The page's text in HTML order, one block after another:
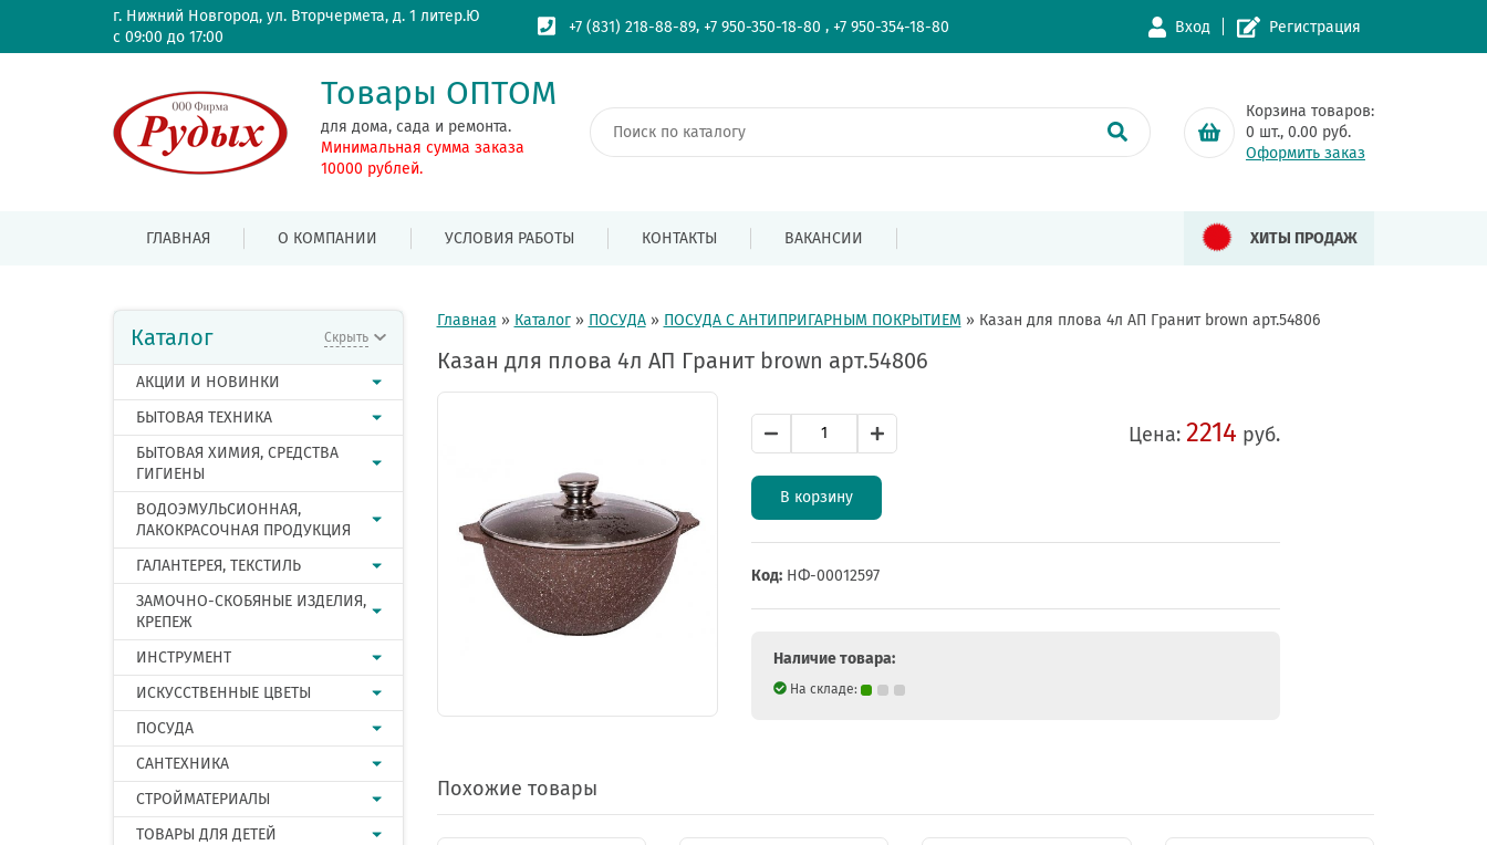
г. Нижний Новгород, ул. Вторчермета, д. 1 литер.Ю
с 09:00 до 17:00
+7 (831) 218-88-89,+7 950-350-18-80 ,+7 950-354-18-80 Вход Регистрация
Товары ОПТОМ
для дома, сада и ремонта.
Минимальная сумма заказа
10000 рублей.
Корзина товаров:
0 шт., 0.00 руб.
Оформить заказ
ГЛАВНАЯ О КОМПАНИИ УСЛОВИЯ РАБОТЫ КОНТАКТЫ ВАКАНСИИ ХИТЫ ПРОДАЖ
Каталог Скрыть
АКЦИИ И НОВИНКИ
БЫТОВАЯ ТЕХНИКА
БЫТОВАЯ ХИМИЯ, СРЕДСТВА
ГИГИЕНЫ
ВОДОЭМУЛЬСИОННАЯ,
ЛАКОКРАСОЧНАЯ ПРОДУКЦИЯ
ГАЛАНТЕРЕЯ, ТЕКСТИЛЬ
ЗАМОЧНО-СКОБЯНЫЕ ИЗДЕЛИЯ,
КРЕПЕЖ
ИНСТРУМЕНТ
ИСКУССТВЕННЫЕ ЦВЕТЫ
ПОСУДА
САНТЕХНИКА
СТРОЙМАТЕРИАЛЫ
ТОВАРЫ ДЛЯ ДЕТЕЙ
Главная » Каталог» ПОСУДА» ПОСУДА С АНТИПРИГАРНЫМ ПОКРЫТИЕМ » Казан для плова 4л АП Гранит brown арт.54806
Казан для плова 4л АП Гранит brown арт.54806
Цена: 2214 руб.
В корзину
Код:НФ-00012597
Наличие товара:
На складе:
Похожие товары